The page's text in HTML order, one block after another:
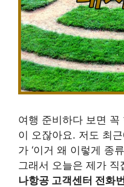
여행 준비하다 보면
이 오잖아요. 저도 최
가 ‘이거 왜 이렇게 종
그래서 오늘은 제가 직
나항공 고객센터 전화